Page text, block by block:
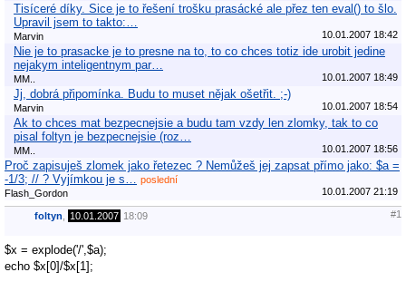
Tisíceré díky. Sice je to řešení trošku prasácké ale přez ten eval() to šlo.
Upravil jsem to takto:…
Marvin 10.01.2007 18:42
Nie je to prasacke je to presne na to, to co chces totiz ide urobit jedine
nejakym inteligentnym par…
MM.. 10.01.2007 18:49
Jj, dobrá připomínka. Budu to muset nějak ošetřit. ;-)
Marvin 10.01.2007 18:54
Ak to chces mat bezpecnejsie a budu tam vzdy len zlomky, tak to co
pisal foltyn je bezpecnejsie (roz…
MM.. 10.01.2007 18:56
Proč zapisuješ zlomek jako řetezec ? Nemůžeš jej zapsat přímo jako: $a =
-1/3; // ? Vyjímkou je s…
poslední
Flash_Gordon
10.01.2007 21:19
foltyn 10.01.2007 18:09 #1
$x = explode('/',$a);
echo $x[0]/$x[1];